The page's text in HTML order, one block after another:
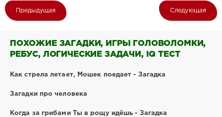
Предыдущая Следующая
ПОХОЖИЕ ЗАГАДКИ, ИГРЫ ГОЛОВОЛОМКИ,
РЕБУС, ЛОГИЧЕСКИЕ ЗАДАЧИ, IQ ТЕСТ
Как стрела летает, Мошек поедает - Загадка
Загадки про человека
Когда за грибами Ты в рощу идёшь - Загадка